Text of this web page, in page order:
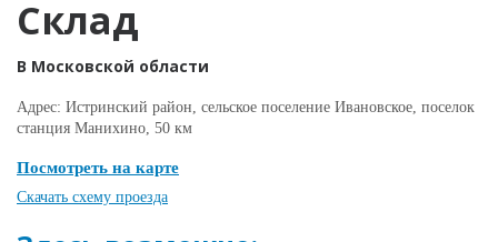
Склад
В Московской области
Адрес: Истринский район, сельское поселение Ивановское, поселок
станция Манихино, 50 км
Посмотреть на карте
Скачать схему проезда